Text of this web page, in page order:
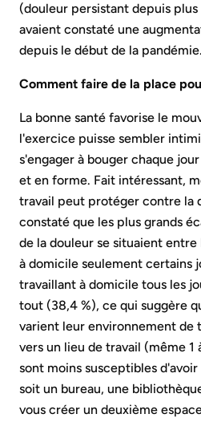
(douleur persistant depuis plus
avaient constaté une
depuis le début de la pandémie.
Comment faire de la place
La bonne santé favorise le
l'exercice puisse sembler
s'engager à bouger chaque
et en forme. Fait intéressant,
travail peut protéger contre la
constaté que les plus grands
de la douleur se situaient
à domicile seulement certains
travaillant à domicile tous les
tout (38,4 %), ce qui suggère
varient leur environnement de
vers un lieu de travail (même 1
sont moins susceptibles
soit un bureau, une
vous créer un deuxième